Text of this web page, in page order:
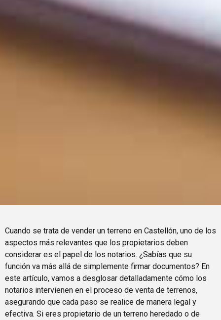
Cuando se trata de vender un terreno en Castellón, uno de los
aspectos más relevantes que los propietarios deben
considerar es el papel de los notarios. ¿Sabías que su
función va más allá de simplemente firmar documentos? En
este artículo, vamos a desglosar detalladamente cómo los
notarios intervienen en el proceso de venta de terrenos,
asegurando que cada paso se realice de manera legal y
efectiva. Si eres propietario de un terreno heredado o de